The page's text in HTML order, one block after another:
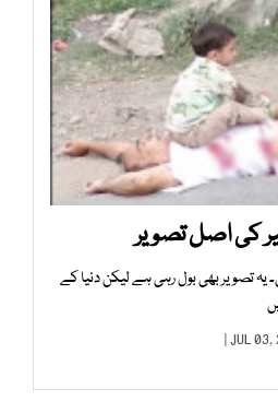
کی اصل تصویر
یہ تصویر بھی بول رہی ہے لیکن دنیا کے